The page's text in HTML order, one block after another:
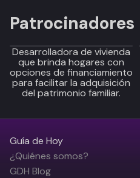
Patrocinadores
Desarrolladora de vivienda
que brinda hogares con
opciones de financiamiento
para facilitar la adquisición
del patrimonio familiar.
Guía de Hoy
¿Quiénes somos?
GDH Blog